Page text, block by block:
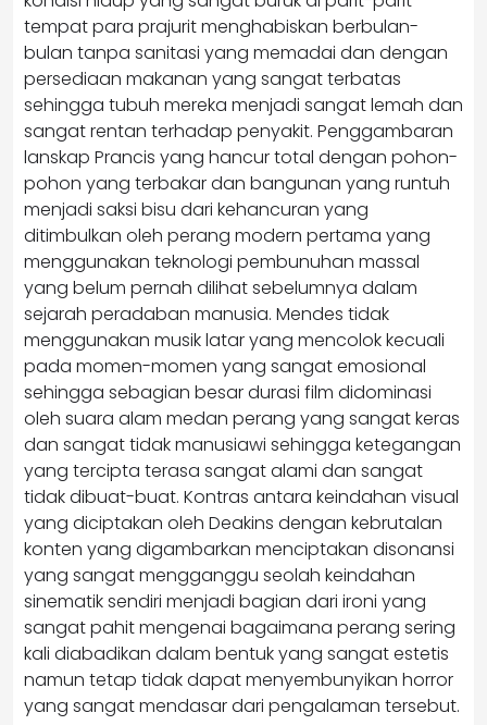
tempat para prajurit menghabiskan berbulan-
bulan tanpa sanitasi yang memadai dan dengan
persediaan makanan yang sangat terbatas
sehingga tubuh mereka menjadi sangat lemah dan
sangat rentan terhadap penyakit. Penggambaran
lanskap Prancis yang hancur total dengan pohon-
pohon yang terbakar dan bangunan yang runtuh
menjadi saksi bisu dari kehancuran yang
ditimbulkan oleh perang modern pertama yang
menggunakan teknologi pembunuhan massal
yang belum pernah dilihat sebelumnya dalam
sejarah peradaban manusia. Mendes tidak
menggunakan musik latar yang mencolok kecuali
pada momen-momen yang sangat emosional
sehingga sebagian besar durasi film didominasi
oleh suara alam medan perang yang sangat keras
dan sangat tidak manusiawi sehingga ketegangan
yang tercipta terasa sangat alami dan sangat
tidak dibuat-buat. Kontras antara keindahan visual
yang diciptakan oleh Deakins dengan kebrutalan
konten yang digambarkan menciptakan disonansi
yang sangat mengganggu seolah keindahan
sinematik sendiri menjadi bagian dari ironi yang
sangat pahit mengenai bagaimana perang sering
kali diabadikan dalam bentuk yang sangat estetis
namun tetap tidak dapat menyembunyikan horror
yang sangat mendasar dari pengalaman tersebut.